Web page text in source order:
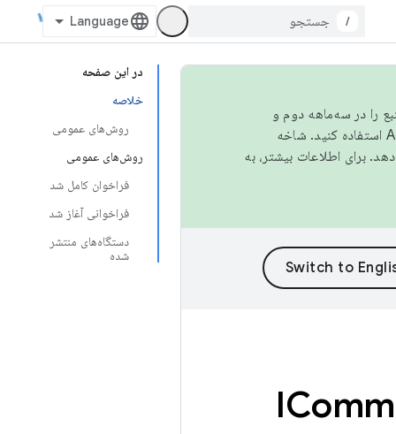
/
در این صفحه
خلاصه
روش‌های عمومی
روش‌های عمومی
فراخوان کامل شد
فراخوانی آغاز شد
دستگاه‌های منتشر
شده
را در سه‌ماهه دوم و
استفاده کنید. شاخه